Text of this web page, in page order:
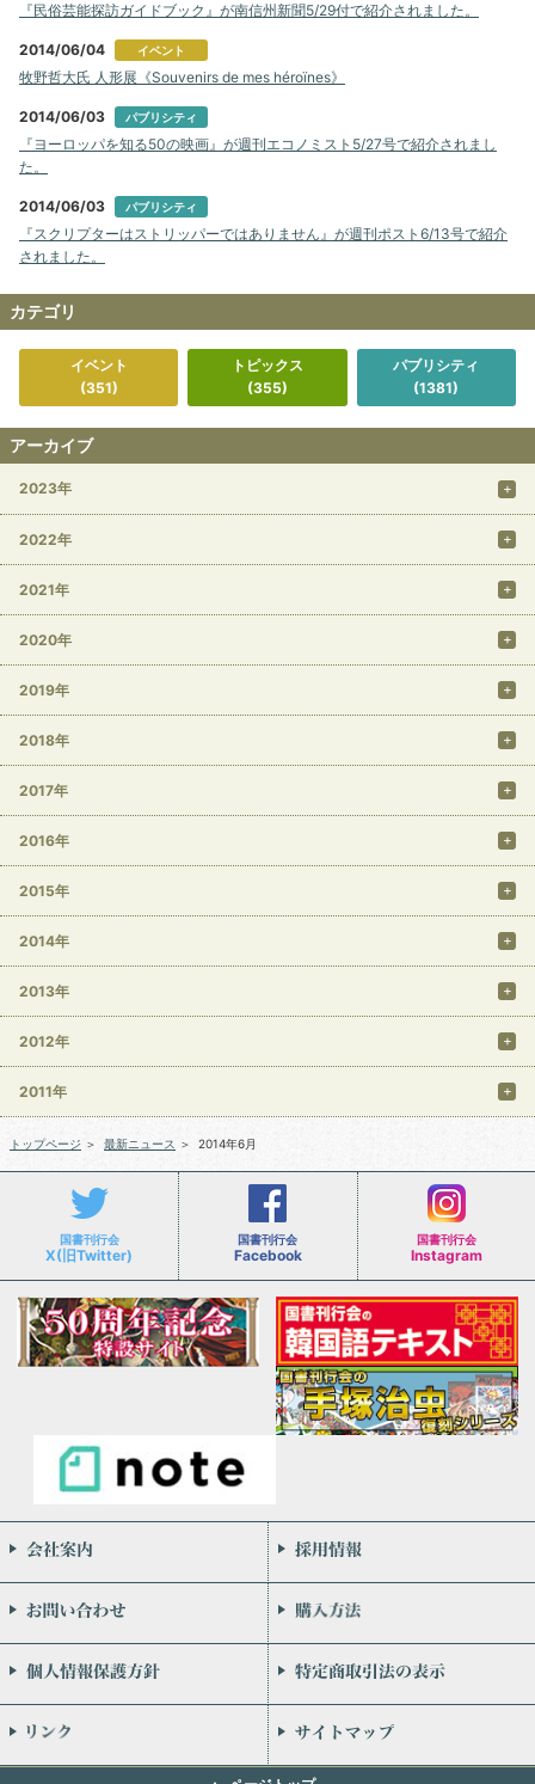
『民俗芸能探訪ガイドブック』が南信州新聞5/29付で紹介されました。
2014/06/04 イベント
牧野哲大氏 人形展《Souvenirs de mes héroïnes》
2014/06/03 パブリシティ
『ヨーロッパを知る50の映画』が週刊エコノミスト5/27号で紹介されまし
た。
2014/06/03 パブリシティ
『スクリプターはストリッパーではありません』が週刊ポスト6/13号で紹介
されました。
カテゴリ
イベント
(351)
トピックス
(355)
パブリシティ
(1381)
アーカイブ
2023年
2022年
2021年
2020年
2019年
2018年
2017年
2016年
2015年
2014年
2013年
2012年
2011年
トップページ ＞ 最新ニュース ＞ 2014年6月
国書刊行会
X(旧Twitter)
国書刊行会
Facebook
国書刊行会
Instagram
会社案内
お問い合わせ
個人情報保護方針
リンク